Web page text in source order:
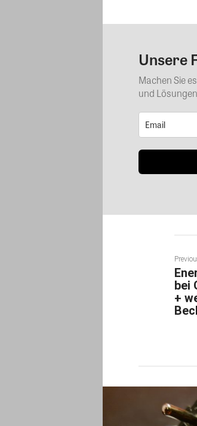
Unsere
Machen Sie
und
bei
+